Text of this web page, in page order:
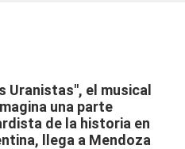
Uranistas", el musical
una parte
de la historia en
llega a Mendoza